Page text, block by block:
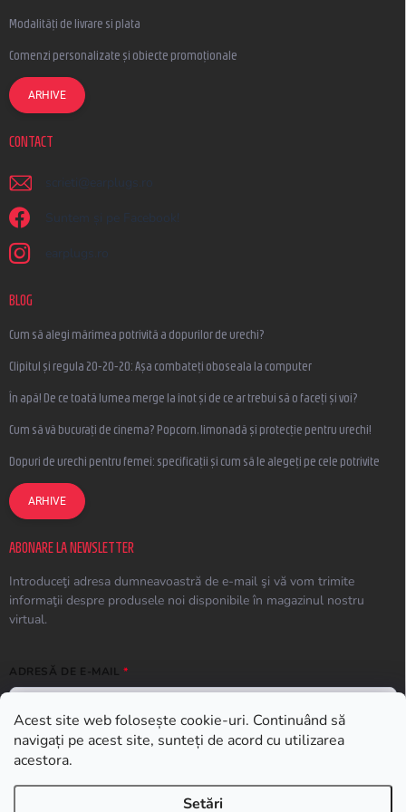
Acest site web folosește cookie-uri. Continuând să
navigați pe acest site, sunteți de acord cu utilizarea
acestora.
Setări
Modalități de livrare si plata
Comenzi personalizate și obiecte promoționale
ARHIVE
CONTACT
scrieti @ earplugs.ro
Suntem și pe Facebook!
earplugs.ro
BLOG
Cum să alegi mărimea potrivită a dopurilor de urechi?
Clipitul și regula 20-20-20: Așa combateți oboseala la computer
În apă! De ce toată lumea merge la înot și de ce ar trebui să o faceți și voi?
Cum să vă bucurați de cinema? Popcorn, limonadă și protecție pentru urechi!
Dopuri de urechi pentru femei: specificații și cum să le alegeți pe cele potrivite
ARHIVE
ABONARE LA NEWSLETTER
Introduceţi adresa dumneavoastră de e-mail şi vă vom trimite
informaţii despre produsele noi disponibile în magazinul nostru
virtual.
ADRESĂ DE E-MAIL
ABONARE